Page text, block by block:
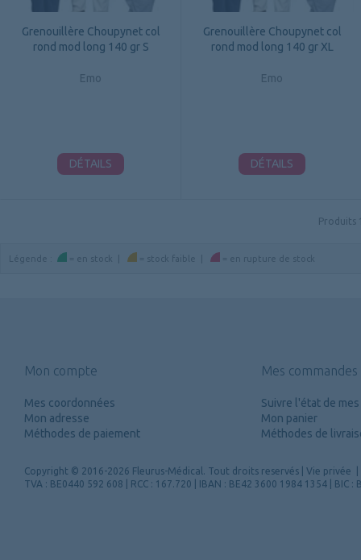
Grenouillère Choupynet col
rond mod long 140 gr S
Emo
DÉTAILS
Grenouillère Choupynet col
rond mod long 140 gr XL
Emo
DÉTAILS
Produits
Légende = en stock = stock faible = en rupture de stock
Mon compte
Mes coordonnées
Mon adresse
Méthodes de paiement
Mes commandes
Suivre l'état de
Mon panier
Méthodes de
Copyright © 2016-2026 Fleurus-Médical. Tout droits reservés Vie privée
TVA : BE0440 592 608 | RCC : 167.720 | IBAN : BE42 3600 1984 1354 | BIC :